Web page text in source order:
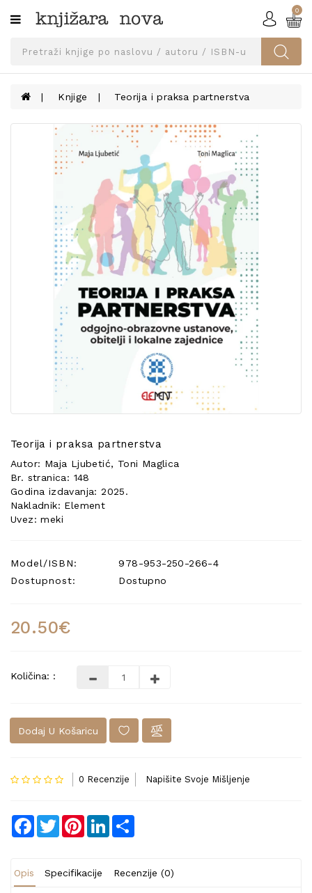
Kategorije
SVEUČILIŠNA
UDŽBENICI
KNJIGE
PRIBOR
UDŽBENIKE!
KONTAKT
POSEBNA
PONUDA
0
Knjige Teorija i praksa partnerstva
Teorija i praksa partnerstva
Autor: Maja Ljubetić, Toni Maglica
Br. stranica: 148
Godina izdavanja: 2025.
Nakladnik: Element
Uvez: meki
Model/ISBN:
978-953-250-266-4
Dostupnost:
Dostupno
20.50€
Količina: :
Dodaj U Košaricu
0 Recenzije Napišite Svoje Mišljenje
Facebook
TwitterPinterestLinkedIn
Opis Specifikacije Recenzije (0)